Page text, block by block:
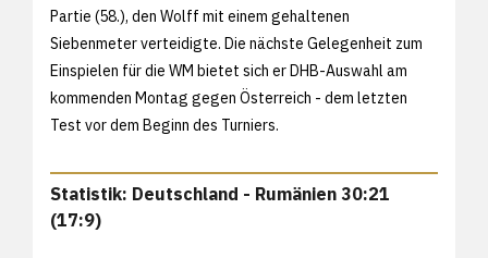
Partie (58.), den Wolff mit einem gehaltenen
Siebenmeter verteidigte. Die nächste Gelegenheit zum
Einspielen für die WM bietet sich er DHB-Auswahl am
kommenden Montag gegen Österreich - dem letzten
Test vor dem Beginn des Turniers.
Statistik: Deutschland - Rumänien 30:21
(17:9)